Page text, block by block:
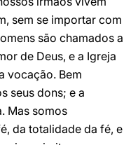
sem se importar com
são chamados a
de Deus, e a Igreja
vocação. Bem
seus dons; e a
Mas somos
da totalidade da fé, e